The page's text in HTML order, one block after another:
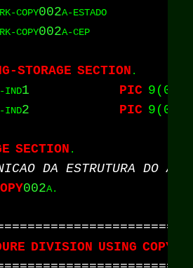
COPY002A-ESTADO
COPY002A-CEP
STORAGE SECTION
IND
1 PIC 9(02)
IND
2 PIC 9(02)
SECTION
002A.
DIVISION USING COPY